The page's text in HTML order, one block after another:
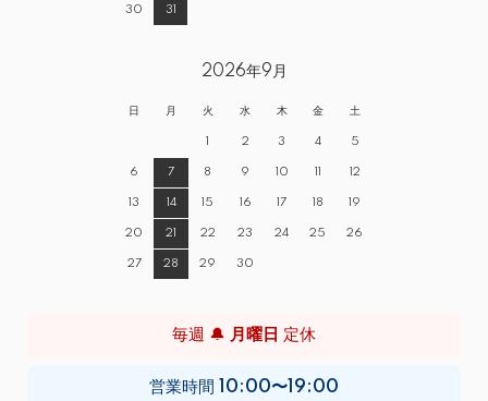
30 31
2026年9月
日 月 火 水 木 金 土
1 2 3 4 5
6 7 8 9 10 11 12
13 14 15 16 17 18 19
20 21 22 23 24 25 26
27 28 29 30
毎週 🔔 月曜日 定休
営業時間 10:00〜19:00